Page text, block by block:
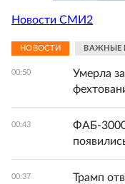
Новости СМИ2
НОВОСТИ ВАЖНЫЕ
00:50
Умерла
00:43
ФАБ-3000
00:37
Трамп